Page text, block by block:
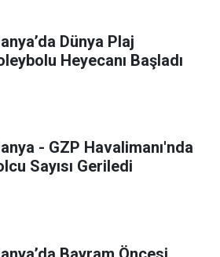
Dünya Plaj
Heyecanı Başladı
- GZP Havalimanı'nda
Sayısı Geriledi